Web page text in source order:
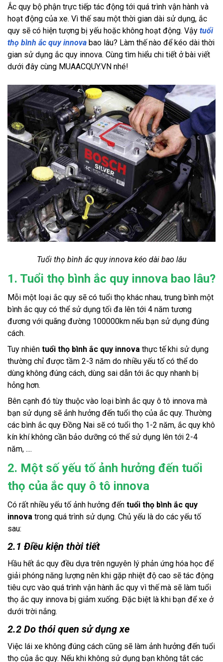
Ắc quy bộ phận trực tiếp tác động tới quá trình vận hành và
hoạt động của xe. Vì thế sau một thời gian dài sử dụng, ắc
quy sẽ có hiện tượng bị yếu hoặc không hoạt động. Vậy tuổi
thọ bình ắc quy innova bao lâu? Làm thế nào để kéo dài thời
gian sử dụng ắc quy innova. Cùng tìm hiểu chi tiết ở bài viết
dưới đây cùng MUAACQUY.VN nhé!
Tuổi thọ bình ắc quy innova kéo dài bao lâu
1. Tuổi thọ bình ắc quy innova bao lâu?
Mỗi một loại ắc quy sẽ có tuổi thọ khác nhau, trung bình một
bình ắc quy có thể sử dụng tối đa lên tới 4 năm tương
đương với quãng đường 100000km nếu bạn sử dụng đúng
cách.
Tuy nhiên tuổi thọ bình ắc quy innova thực tế khi sử dụng
thường chỉ được tầm 2-3 năm do nhiều yếu tố có thể do
dùng không đúng cách, dùng sai dẫn tới ắc quy nhanh bị
hỏng hơn.
Bên cạnh đó tùy thuộc vào loại bình ắc quy ô tô innova mà
bạn sử dụng sẽ ảnh hưởng đến tuổi thọ của ắc quy. Thường
các bình ắc quy Đồng Nai sẽ có tuổi thọ 1-2 năm, ắc quy khô
kín khí không cần bảo dưỡng có thể sử dụng lên tới 2-4
năm, ....
2. Một số yếu tố ảnh hưởng đến tuổi
thọ của ắc quy ô tô innova
Có rất nhiều yếu tố ảnh hưởng đến tuổi thọ bình ắc quy
innova trong quá trình sử dụng. Chủ yếu là do các yếu tố
sau:
2.1 Điều kiện thời tiết
Hầu hết ắc quy đều dựa trên nguyên lý phản ứng hóa học để
giải phóng năng lượng nên khi gặp nhiệt độ cao sẽ tác động
tiêu cực vào quá trình vận hành ắc quy vì thế mà sẽ làm tuổi
thọ ắc quy innova bị giảm xuống. Đặc biệt là khi bạn để xe ở
dưới trời nắng.
2.2 Do thói quen sử dụng xe
Việc lái xe không đúng cách cũng sẽ làm ảnh hưởng đến tuổi
thọ của ắc quy. Nếu khi không sử dụng bạn không tắt các